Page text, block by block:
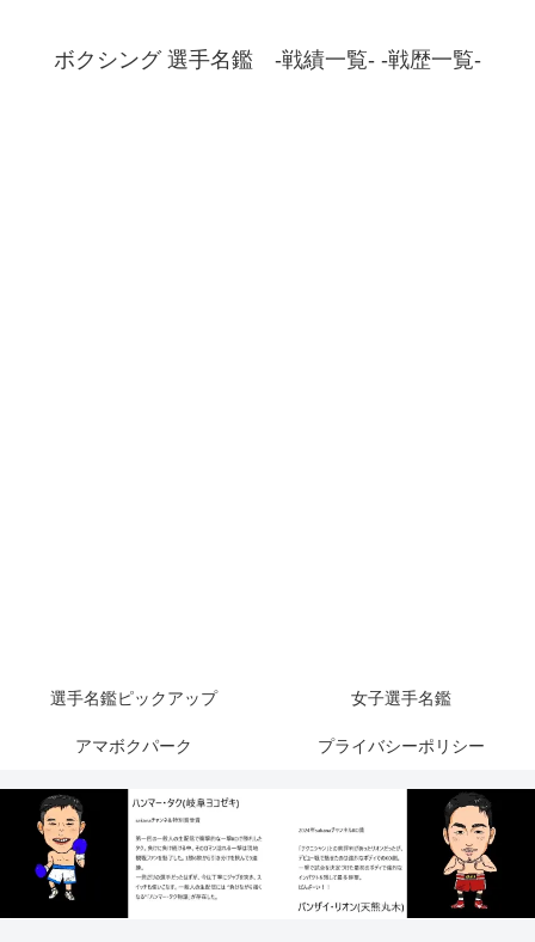
ボクシング 選手名鑑 -戦績一覧- -戦歴一覧-
選手名鑑ピックアップ 女子選手名鑑
アマボクパーク プライバシーポリシー